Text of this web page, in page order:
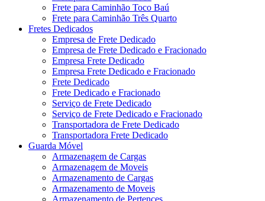
Frete para Caminhão Toco Baú
Frete para Caminhão Três Quarto
Fretes Dedicados
Empresa de Frete Dedicado
Empresa de Frete Dedicado e Fracionado
Empresa Frete Dedicado
Empresa Frete Dedicado e Fracionado
Frete Dedicado
Frete Dedicado e Fracionado
Serviço de Frete Dedicado
Serviço de Frete Dedicado e Fracionado
Transportadora de Frete Dedicado
Transportadora Frete Dedicado
Guarda Móvel
Armazenagem de Cargas
Armazenagem de Moveis
Armazenamento de Cargas
Armazenamento de Moveis
Armazenamento de Pertences